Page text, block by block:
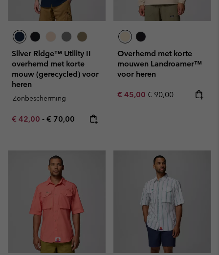
Silver Ridge™ Utility II
overhemd met korte
mouw (gerecycled) voor
heren
Zonbescherming
Minimum sale price:
€ 42,00 - Maximum price:
€ 70,00
Overhemd met korte
mouwen Landroamer™
voor heren
Sale price:
€ 45,00 Regular price:
€ 90,00